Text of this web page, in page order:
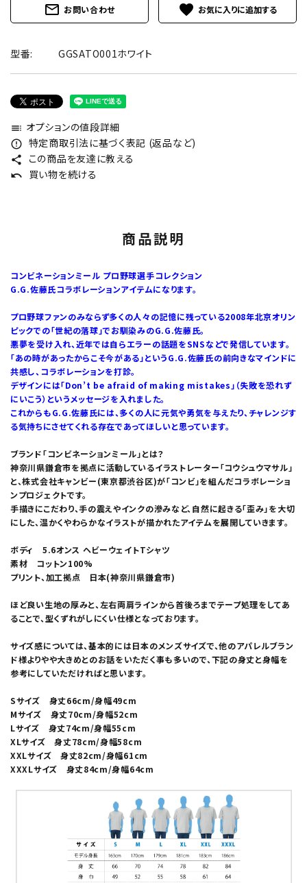
mail_outline お問い合わせ favorite
型番: GGSATO001ホワイト
toc オプションの値段詳細
error_outline 特定商取引法に基づく表記 (返品など)
share この商品を友達に教える
undo 買い物を続ける
商品説明
コンビネーションミール プロ野球選手コレクション
G.G.佐藤氏コラボレーションアイテムになります。
プロ野球ファンのみならず多くの人々の記憶に残っている2008年北京オリン
ピックでの「世紀の落球」でお馴染みのG.G.佐藤氏。
悪夢を受け入れ、近年では自らエラーの話題をSNSなどで発信しています。
「あの時があったからこそ今がある」というG.G.佐藤氏の前向きなマインドに
共感し、コラボレーションを打診。
デザインには「Don’t be afraid of making mistakes」（失敗を恐れず
にいこう）というメッセージを入れました。
これからもG.G.佐藤氏には、多くの人に元気や勇気を与えたり、チャレンジす
る気持ちにさせてくれる存在であってほしいと思っています。
ブランド「コンビネーションミール」とは？
神奈川県鎌倉市を拠点に活動しているイラストレーター「コウシュウマサル」
と、株式会社キャンビー(東京都渋谷区)が「コンビ」を組んだコラボレーショ
ンプロジェクトです。
手描きにこだわり、手の震えやインクの滲みなど、自然に起きる「歪み」を大切
にした、温かくやわらかなイラストが描かれたアイテムを展開していきます。
ボディ 5.6オンス ヘビーウェイトTシャツ
素材 コットン100%
プリント、加工拠点 日本(神奈川県鎌倉市)
ほど良い生地の厚みと、左右両肩ラインから首後ろまでテープ処理をしてあ
ることで、型くずれがしにくい仕様となっております。
サイズ感については、基本的には日本のメンズサイズで、他のアパレルブラン
ド様よりやや大きめとのお話をいただく事も多いので、下記の身丈と身幅を
参考にしていただければと思います。
Sサイズ 身丈66cm/身幅49cm
Mサイズ 身丈70cm/身幅52cm
Lサイズ 身丈74cm/身幅55cm
XLサイズ 身丈78cm/身幅58cm
XXLサイズ 身丈82cm/身幅61cm
XXXLサイズ 身丈84cm/身幅64cm